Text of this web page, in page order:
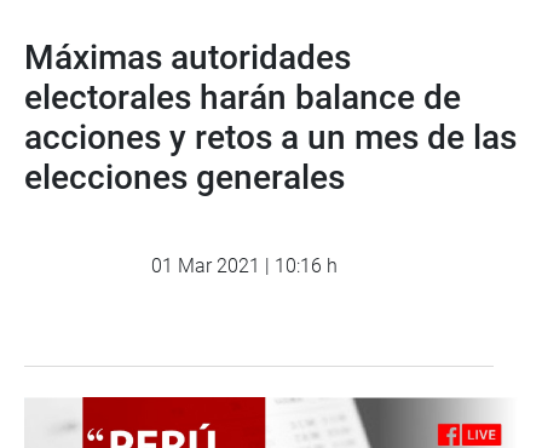
Máximas autoridades
electorales harán balance de
acciones y retos a un mes de las
elecciones generales
01 Mar 2021 | 10:16 h